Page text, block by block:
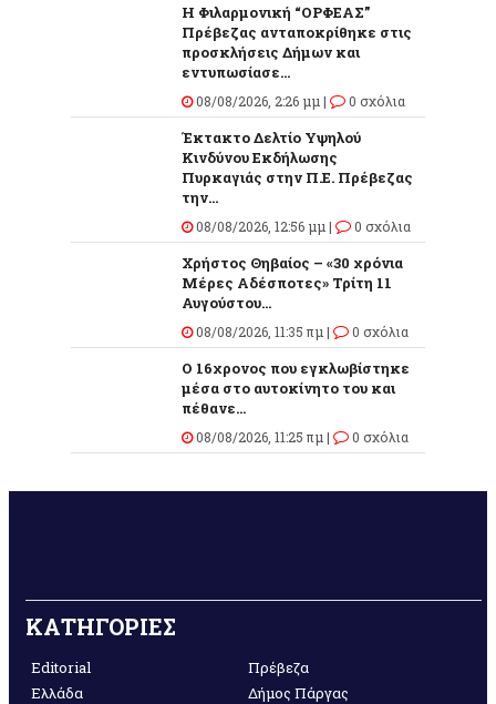
Η Φιλαρμονική “ΟΡΦΕΑΣ”
Πρέβεζας ανταποκρίθηκε στις
προσκλήσεις Δήμων και
εντυπωσίασε...
08/08/2026, 2:26 μμ | 0 σχόλια
Έκτακτο Δελτίο Υψηλού
Κινδύνου Εκδήλωσης
Πυρκαγιάς στην Π.Ε. Πρέβεζας
την...
08/08/2026, 12:56 μμ | 0 σχόλια
Χρήστος Θηβαίος – «30 χρόνια
Μέρες Αδέσποτες» Τρίτη 11
Αυγούστου...
08/08/2026, 11:35 πμ | 0 σχόλια
O 16χρονος που εγκλωβίστηκε
μέσα στο αυτοκίνητο του και
πέθανε...
08/08/2026, 11:25 πμ | 0 σχόλια
ΚΑΤΗΓΟΡΙΕΣ
Editorial
Ελλάδα
Πρέβεζα
Δήμος Πάργας